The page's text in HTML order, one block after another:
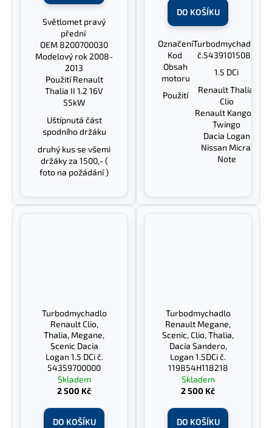
Světlomet pravý
přední
OEM 8200700030
Modelový rok 2008-
2013
Použití Renault
Thalia II 1.2 16V
55kW
Uštípnutá část
spodního držáku
druhý kus se všemi
držáky za 1500,- (
foto na požádání )
DO KOŠÍKU
OznačeníTurbodmychadlo
Kod
č.54391015083
Obsah
motoru
1.5 DCi
Použití
Renault Thalia,
Clio
Renault Kangoo,
Twingo
Dacia Logan
Nissan Micra,
Note
Turbodmychadlo
Renault Clio,
Thalia, Megane,
Scenic Dacia
Logan 1.5 DCi č.
54359700000
Skladem
2 500 Kč
DO KOŠÍKU
Turbodmychadlo
Renault Megane,
Scenic, Clio, Thalia,
Dacia Sandero,
Logan 1.5DCi č.
119854H118218
Skladem
2 500 Kč
DO KOŠÍKU